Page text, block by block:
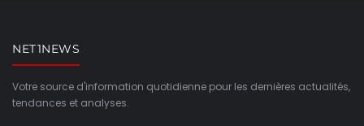
NET1NEWS
Votre source d'information quotidienne pour les dernières actualités,
tendances et analyses.